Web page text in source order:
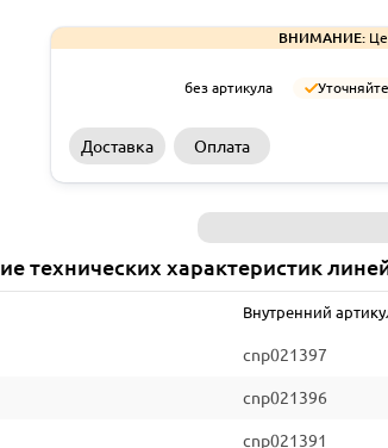
ВНИМАНИЕ:
без артикула
Доставка Оплата
технических характеристик
Внутренний
cnp021397
cnp021396
cnp021391